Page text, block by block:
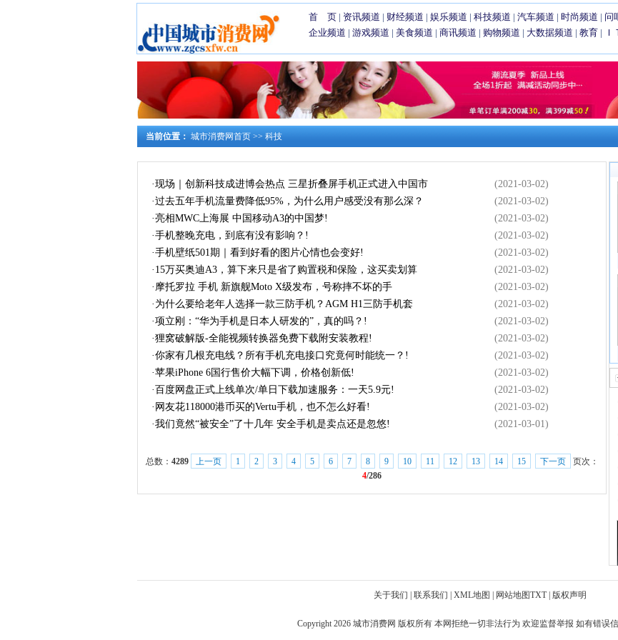
首 页 | 资讯频道 | 财经频道 | 娱乐频道 | 科技频道 | 汽车频道 | 时尚频道 | 问
企业频道 | 游戏频道 | 美食频道 | 商讯频道 | 购物频道 | 大数据频道 | 教育 | Ｉ
当前位置： 城市消费网首页 >> 科技
·现场｜创新科技成进博会热点 三星折叠屏手机正式进入中国市
(2021-03-02)
·过去五年手机流量费降低95%，为什么用户感受没有那么深？
(2021-03-02)
·亮相MWC上海展 中国移动A3的中国梦!
(2021-03-02)
·手机整晚充电，到底有没有影响？!
(2021-03-02)
·手机壁纸501期｜看到好看的图片心情也会变好!
(2021-03-02)
· 15万买奥迪A3，算下来只是省了购置税和保险，这买卖划算
(2021-03-02)
· 摩托罗拉 手机 新旗舰Moto X级发布，号称摔不坏的手
(2021-03-02)
· 为什么要给老年人选择一款三防手机？AGM H1三防手机套
(2021-03-02)
·项立刚：“华为手机是日本人研发的”，真的吗？!
(2021-03-02)
·狸窝破解版-全能视频转换器免费下载附安装教程!
(2021-03-02)
·你家有几根充电线？所有手机充电接口究竟何时能统一？!
(2021-03-02)
·苹果iPhone 6国行售价大幅下调，价格创新低!
(2021-03-02)
·百度网盘正式上线单次/单日下载加速服务：一天5.9元!
(2021-03-02)
· 网友花118000港币买的Vertu手机，也不怎么好看!
(2021-03-02)
·我们竟然“被安全”了十几年 安全手机是卖点还是忽悠! (2021-03-01)
总数： 4289 上一页 1 2 3 4 5 6 7 8 9 10 11 12 13 14 15 下一页
页次：
4/286
关于我们 联系我们 XML地图 网站地图TXT| 版权声明
Copyright 2026 城市消费网 版权所有 本网拒绝一切非法行为 欢迎监督举报 如有错误